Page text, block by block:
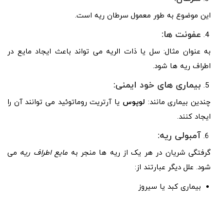
این موضوع به طور معمول سرطان ریه است.
عفونت ها:
به عنوان مثال: سل یا ذات الریه می تواند باعث ایجاد مایع در
اطراف ریه ها شود.
بیماری های خود ایمنی:
چندین بیماری مانند: لوپوس یا آرتریت روماتوئید می توانند آن را
ایجاد کنند.
آمبولی ریه:
گرفتگی شریان در هر یک از ریه ها منجر به مایع اطراف ریه می
شود. علل دیگر عبارتند از:
بیماری کبد یا سیروز